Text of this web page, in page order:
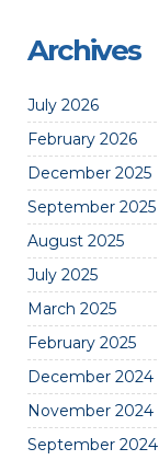
Archives
July 2026
February 2026
December 2025
September 2025
August 2025
July 2025
March 2025
February 2025
December 2024
November 2024
September 2024